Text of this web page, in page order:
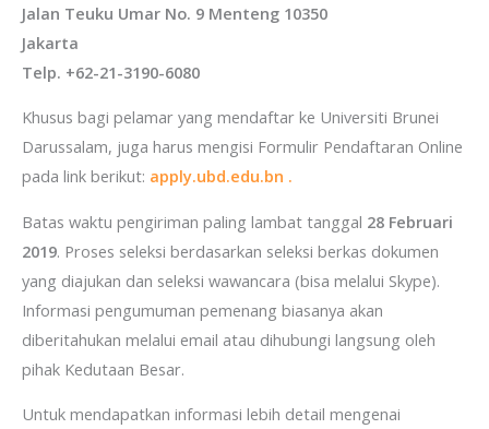
Jalan Teuku Umar No. 9 Menteng 10350
Jakarta
Telp. +62-21-3190-6080
Khusus bagi pelamar yang mendaftar ke Universiti Brunei
Darussalam, juga harus mengisi Formulir Pendaftaran Online
pada link berikut: apply.ubd.edu.bn .
Batas waktu pengiriman paling lambat tanggal 28 Februari
2019. Proses seleksi berdasarkan seleksi berkas dokumen
yang diajukan dan seleksi wawancara (bisa melalui Skype).
Informasi pengumuman pemenang biasanya akan
diberitahukan melalui email atau dihubungi langsung oleh
pihak Kedutaan Besar.
Untuk mendapatkan informasi lebih detail mengenai